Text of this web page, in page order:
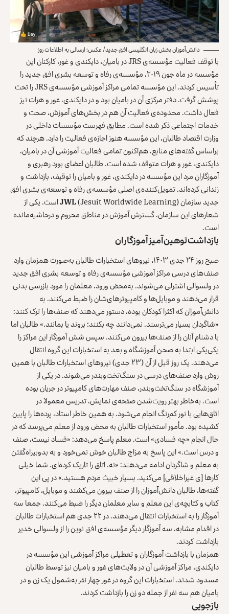
دانش‌آموزان بخش زبان انگلیسی افق جدید/ عکس: ارسالی به اطلاعات روز
با توقف فعالیت مؤسسه‌ی JRS در بامیان، دایکندی و غور، کارکنان این
مؤسسه در ماه جون ۲۰۱۹، مؤسسه‌ی رفاه و توسعه بشری افق جدید را
تأسیس کردند. این مؤسسه تمامی مراکز آموزشی مؤسسه‌ی JRS را تحت
پوشش گرفت. دفتر مرکزی آن در بامیان بود و در دایکندی، غور و هرات نیز
فعال داشت. محدوده‌ی فعالیت آن هم در بخش‌های آموزش، صحت و
خدمات اجتماعی ذکر شده است. مطابق فهرست مؤسسات داخلی در
وزارت اقتصاد طالبان، این مؤسسه هنوز اجازه‌ی فعالیت را دارد. هرچند که
براساس گفته‌های منابع، هم‌اکنون تمامی فعالیت آموزشی آن در بامیان،
دایکندی، غور و هرات متوقف شده است. طالبان اعضای بورد رهبری و
آموزگاران مرد این مؤسسه در دایکندی، غور و بامیان را توقیف، بازداشت و
زندانی کرده‌اند. تمویل‌کننده‌ی اصلی مؤسسه‌ی رفاه و توسعه‌ی بشری افق
جدید سازمان
JWL(Jesuit Worldwide Learning) است. یکی از
شعارهای این سازمان، گسترش آموزش در مناطق محروم و درحاشیه‌مانده
است.
بازداشت توهین‌آمیز آموزگاران
صبح روز ۲۴ جدی ۱۴۰۳، نیروهای استخبارات طالبان به‌صورت همزمان وارد
صنف‌های درسی مراکز آموزشی مؤسسه‌ی رفاه و توسعه بشری افق جدید
در ولسوالی اشترلی می‌شوند. به‌محض ورود، معلمان را مورد بازرسی بدنی
قرار می‌دهند و موبایل‌ها و کامپیوترهای‌شان را ضبط می‌کنند. به
دانش‌آموزان که اکثرا کودکان بوده، دستور می‌دهند که صنف‌ها را ترک کنند:
«شاگردان بسیار می‌ترسند. نمی‌دانند چه بکنند؛ بروند یا بمانند.» طالبان اما
با دشنام آنان را از صنف‌ها بیرون می‌کنند. سپس شش آموزگار این مراکز را
یکی‌یکی ابتدا به صحن آموزشگاه و بعد به استخبارات این گروه انتقال
می‌دهند. یک روز قبل از آن (۲۳ جدی) نیروهای استخبارات طالبان با همین
روش وارد صنف‌های درسی در سنگ‌تخت‌وبندر می‌شوند. در یکی از
آموزشگاه در سنگ‌تخت‌وبندر، صنف مهارت‌های کامپیوتر در جریان بوده
است. به‌خاطر بهتر رویت‌شدن صفحه‌ی نمایش، تدریس معمولا در
اتاق‌هایی با نور کم‌رنگ انجام می‌شود. به همین خاطر استاد، پرده‌ها را پایین
کشیده بود. مأمور استخبارات طالبان به محض ورود از معلم می‌پرسد که در
حال انجام «چه فسادی» است. معلم پاسخ می‌دهد: «فساد نیست، صنف
و درس است.» این پاسخ به مزاج طالبان خوش نمی‌خورد و به بدوبیراه‌گفتن
به معلم و شاگردان ادامه می‌دهند: «نه. اتاق را تاریک کرده‌ای. شما خیلی
کارها [ی غیراخلاقی] می‌کنید. بسیار خبیث مردم هستید.» در پی این
گفته‌ها، طالبان دانش‌آموزان را از صنف بیرون می‌کشند و موبایل، کامپیوتر،
کتاب و کتابچه‌ی این معلم و سایر معلمان دیگر را ضبط می‌کنند. جمعا سه
آموزگار را به استخبارات انتقال می‌دهند. در ۲۲ جدی هم استخبارات طالبان
در اقدام مشابه، سه آموزگار دیگر مؤسسه‌ی افق نوین را از ولسوالی خدیر
بازداشت کردند.
همزمان با بازداشت آموزگاران و تعطیلی مراکز آموزشی این مؤسسه در
دایکندی، مراکز آموزشی آن در ولایت‌های غور و بامیان نیز توسط طالبان
مسدود شدند. استخبارات این گروه در غور چهار نفر به‌شمول یک زن و در
بامیان هم سه نفر از جمله دو زن را بازداشت کردند.
بازجویی